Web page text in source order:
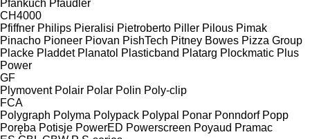
Pfankuch Pfaudler
CH4000
Pfiffner Philips Pieralisi Pietroberto Piller Pilous Pimak
Pinacho Pioneer Piovan PishTech Pitney Bowes Pizza Group
Placke Pladdet Planatol Plasticband Platarg Plockmatic Plus
Power
GF
Plymovent Polair Polar Polin Poly-clip
FCA
Polygraph Polyma Polypack Polypal Ponar Ponndorf Popp
Poręba Potisje PowerED Powerscreen Poyaud Pramac